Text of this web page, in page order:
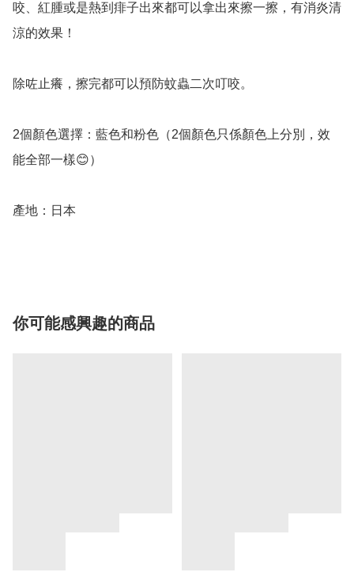
咬、紅腫或是熱到痱子出來都可以拿出來擦一擦，有消炎清
涼的效果！
除咗止癢，擦完都可以預防蚊蟲二次叮咬。
2個顏色選擇：藍色和粉色（2個顏色只係顏色上分別，效
能全部一樣😊）
產地：日本
你可能感興趣的商品